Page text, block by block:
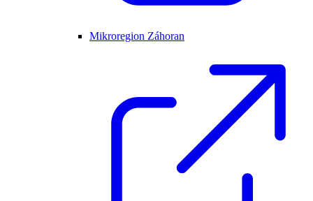
Mikroregion Záhoran